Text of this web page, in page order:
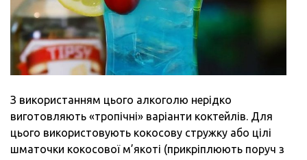
З використанням цього алкоголю нерідко
виготовляють «тропічні» варіанти коктейлів. Для
цього використовують кокосову стружку або цілі
шматочки кокосової м’якоті (прикріплюють поруч з